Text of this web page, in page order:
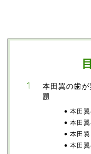
本田翼の歯
題
本田
本田
本田
本田